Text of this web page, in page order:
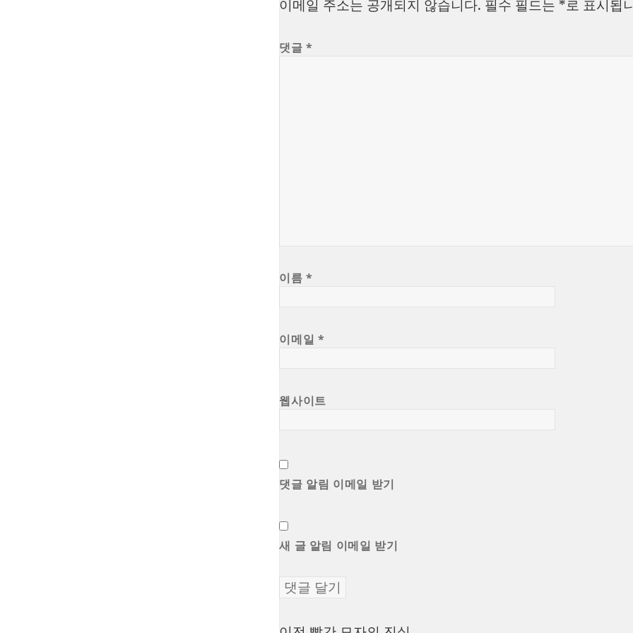
이메일 주소는 공개되지 않습니다. 필수 필드는 *로 표시됩
댓글*
이름*
이메일 *
웹사이트
댓글 알림 이메일 받기
새 글 알림 이메일 받기